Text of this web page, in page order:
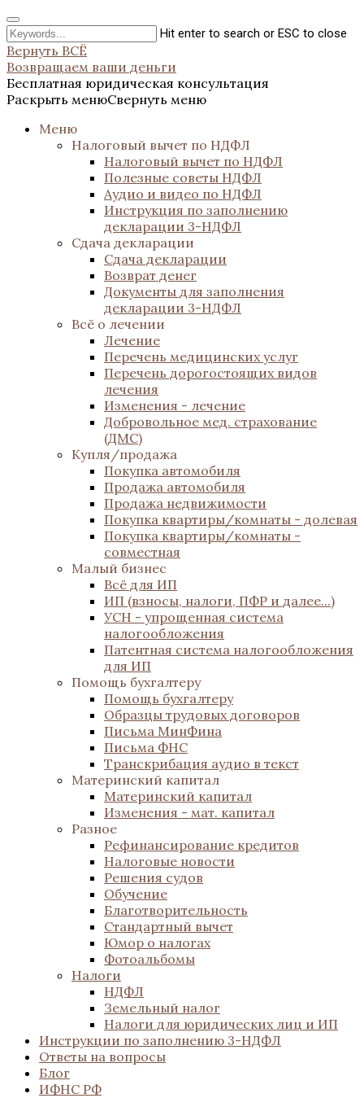
Hit enter to search or ESC to close
Вернуть ВСЁ
Возвращаем ваши деньги
Бесплатная юридическая консультация
Раскрыть менюСвернуть меню
Меню
Налоговый вычет по НДФЛ
Налоговый вычет по НДФЛ
Полезные советы НДФЛ
Аудио и видео по НДФЛ
Инструкция по заполнению
декларации 3-НДФЛ
Сдача декларации
Сдача декларации
Возврат денег
Документы для заполнения
декларации 3-НДФЛ
Всё о лечении
Лечение
Перечень медицинских услуг
Перечень дорогостоящих видов
лечения
Изменения - лечение
Добровольное мед. страхование
(ДМС)
Купля/продажа
Покупка автомобиля
Продажа автомобиля
Продажа недвижимости
Покупка квартиры/комнаты - долевая
Покупка квартиры/комнаты -
совместная
Малый бизнес
Всё для ИП
ИП (взносы, налоги, ПФР и далее...)
УСН - упрощенная система
налогообложения
Патентная система налогообложения
для ИП
Помощь бухгалтеру
Помощь бухгалтеру
Образцы трудовых договоров
Письма МинФина
Письма ФНС
Транскрибация аудио в текст
Материнский капитал
Материнский капитал
Изменения - мат. капитал
Разное
Рефинансирование кредитов
Налоговые новости
Решения судов
Обучение
Благотворительность
Стандартный вычет
Юмор о налогах
Фотоальбомы
Налоги
НДФЛ
Земельный налог
Налоги для юридических лиц и ИП
Инструкции по заполнению 3-НДФЛ
Ответы на вопросы
Блог
ИФНС РФ